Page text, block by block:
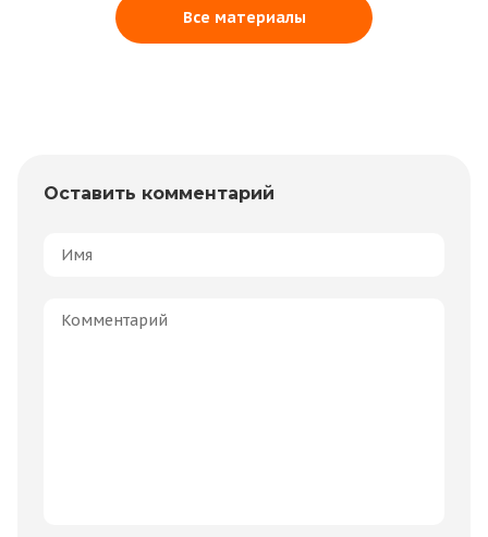
Все материалы
Оставить комментарий